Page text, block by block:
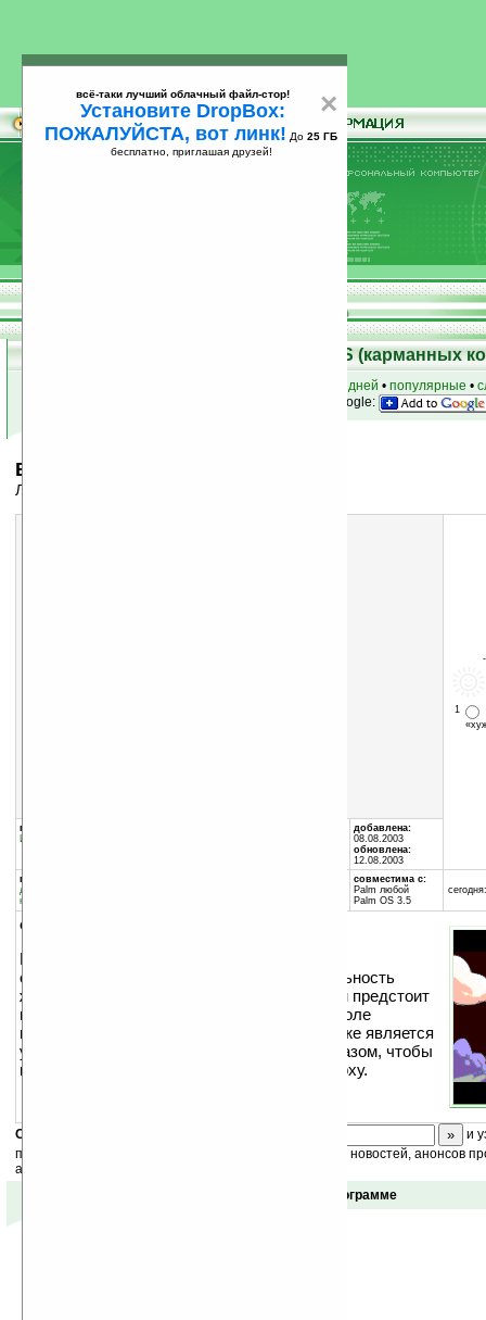
25
Скачать программы для Palm OS (карманных
за 7 дней • популярные •
на Google:
Baby Dice v1.0
Логическая игра с забавным сюжетом.
1
группы программы:
Игры
добавлена:
08.08.2003
обновлена:
12.08.2003
программа:
демоверсия
коммерческая
совместима с:
Palm любой
Palm OS 3.5
описание:
Игра начинается с анимационной заставки,
открывающей Ваши глаза на суровую реальность
жизни в далёкой, далёкой галактике :о) Вам предстоит
использовать все имеющиеся на игровом поле
препятствия для достижения цели. Целью же является
управление малышом на экране таким образом, чтобы
перевернуть все «кости» одной точкой кверху.
Скоро
и
получайте ежедневный или еженедельный дайджест новостей, анонсов
акций сайта на ваш почтовый ящик.
Отзывы о программе
×
всё-таки лучший облачный файл-стор!
Установите DropBox:
ПОЖАЛУЙСТА, вот линк! До 25 ГБ
бесплатно, приглашая друзей!